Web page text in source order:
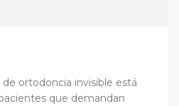
ortodoncia invisible está
que demandan